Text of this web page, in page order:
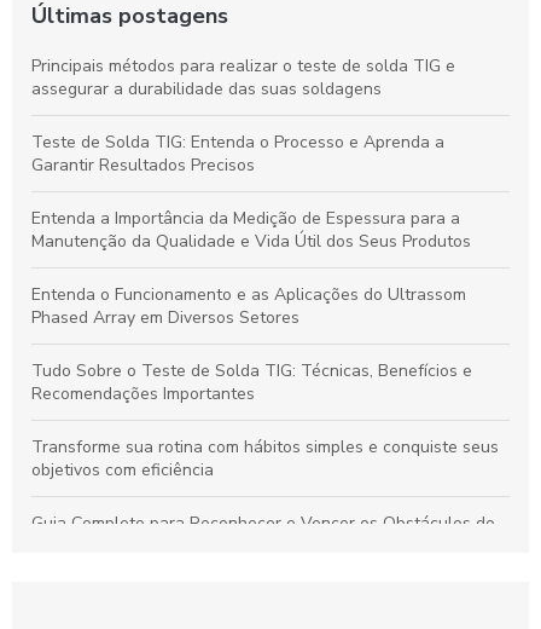
Últimas postagens
Principais métodos para realizar o teste de solda TIG e
assegurar a durabilidade das suas soldagens
Teste de Solda TIG: Entenda o Processo e Aprenda a
Garantir Resultados Precisos
Entenda a Importância da Medição de Espessura para a
Manutenção da Qualidade e Vida Útil dos Seus Produtos
Entenda o Funcionamento e as Aplicações do Ultrassom
Phased Array em Diversos Setores
Tudo Sobre o Teste de Solda TIG: Técnicas, Benefícios e
Recomendações Importantes
Transforme sua rotina com hábitos simples e conquiste seus
objetivos com eficiência
Guia Completo para Reconhecer e Vencer os Obstáculos do